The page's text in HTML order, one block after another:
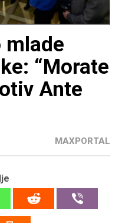
“Morate
Ante
MAXPORTAL